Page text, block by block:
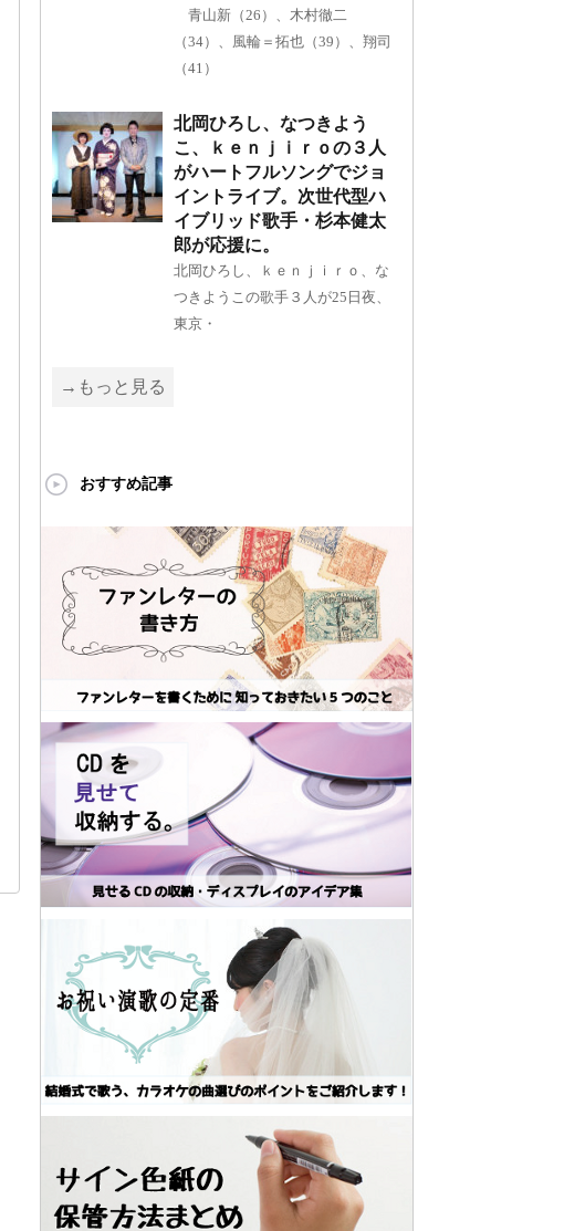
青山新（26）、木村徹二
（34）、風輪＝拓也（39）、翔司
（41）
北岡ひろし、なつきよう
こ、ｋｅｎｊｉｒｏの３人
がハートフルソングでジョ
イントライブ。次世代型ハ
イブリッド歌手・杉本健太
郎が応援に。
北岡ひろし、ｋｅｎｊｉｒｏ、な
つきようこの歌手３人が25日夜、
東京・
→もっと見る
おすすめ記事